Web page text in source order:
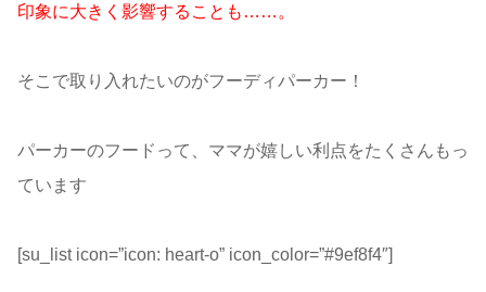
印象に大きく影響することも……。
そこで取り入れたいのがフーディパーカー！
パーカーのフードって、ママが嬉しい利点をたくさんもっ
ています
[su_list icon=”icon: heart-o” icon_color=”#9ef8f4″]